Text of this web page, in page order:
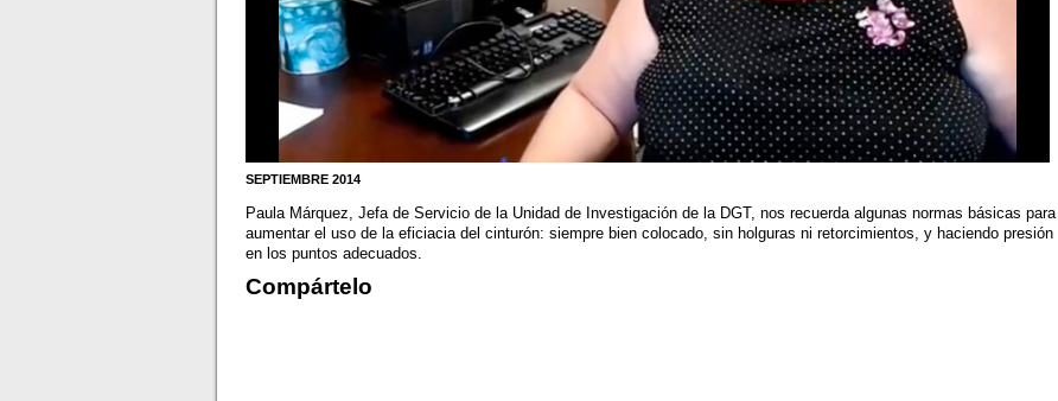
SEPTIEMBRE 2014
Paula Márquez, Jefa de Servicio de la Unidad de Investigación de la DGT, nos recuerda algunas normas básicas para
aumentar el uso de la eficiacia del cinturón: siempre bien colocado, sin holguras ni retorcimientos, y haciendo presión
en los puntos adecuados.
Compártelo